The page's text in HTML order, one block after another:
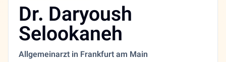
Dr. Daryoush
Selookaneh
Allgemeinarzt in Frankfurt am Main